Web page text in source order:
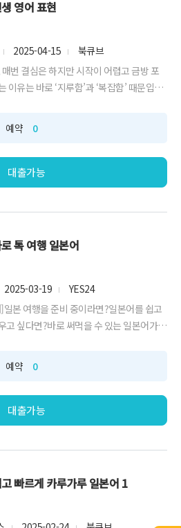
영어 표현
2025-04-15
북큐브
번 결심은 하지만 시작이 어렵고 금방 포
이유는 바로 ‘지루함’과 ‘복잡함’ 때문입니
민이 일상에서 자주 쓰는 짧고 강력한 표현
‘두 단어’, ‘세 단어’, ‘네 단어 이상’으로 나
며, 어렵지 않게 영어 말문을 열 수 있도록
습니...
예약 0
대출가능
톡 여행 일본어
2025-03-19
YES24
본 여행을 준비 중이라면?일본어를 쉽고
고 싶다면?바로 써먹을 수 있는 일본어가
개 핫플레이스를 따라가며, 자연스럽게 일
수 있는 실전 회화책입니다! 핫플레이스를
제 여행에서 자주 사용하는 회화 표현을 익
구성되었습니다. 단순한 ...
예약 0
대출가능
빠르게 카루가루 일본어 1